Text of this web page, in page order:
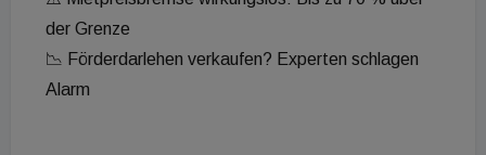
der Grenze
📉 Förderdarlehen verkaufen? Experten schlagen
Alarm